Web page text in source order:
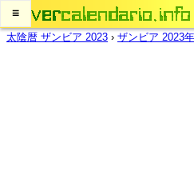
≡
太陰暦 ザンビア 2023 › ザンビア 2023